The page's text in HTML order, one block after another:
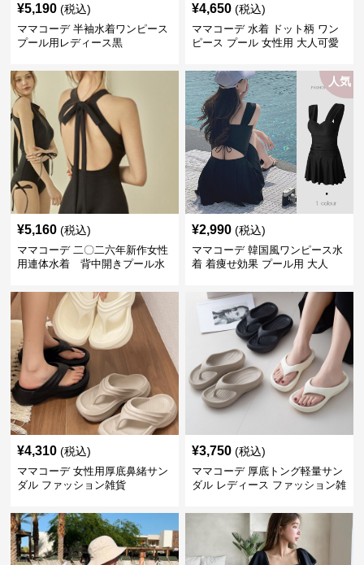
¥5,190 (税込)
ママコーデ 半袖水着ワンピース
プール用レディース黒
¥4,650 (税込)
ママコーデ 水着 ドット柄 ワン
ピース プール 女性用 大人可愛
¥5,160 (税込)
ママコーデ 二〇二六年新作女性
用連体水着 背中開きプール水
人気
¥2,990 (税込)
ママコーデ 韓国風ワンピース水
着 着痩せ効果 プール用 大人
¥4,310 (税込)
ママコーデ 女性用厚底鼻緒サン
ダル ファッション雑貨
¥3,750 (税込)
ママコーデ 厚底トング軽量サン
ダル レディース ファッション雑